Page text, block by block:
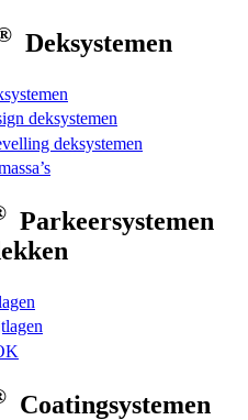
Deksystemen
deksystemen
deksystemen
Parkeersystemen
Coatingsystemen